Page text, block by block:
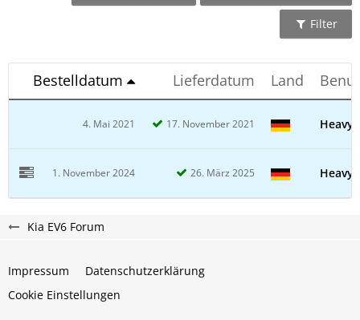
Filter
Bestelldatum Lieferdatum Land
4. Mai 2021 17. November 2021
1. November 2024 26. März 2025
Kia EV6 Forum
Impressum
Datenschutzerklärung
Cookie Einstellungen